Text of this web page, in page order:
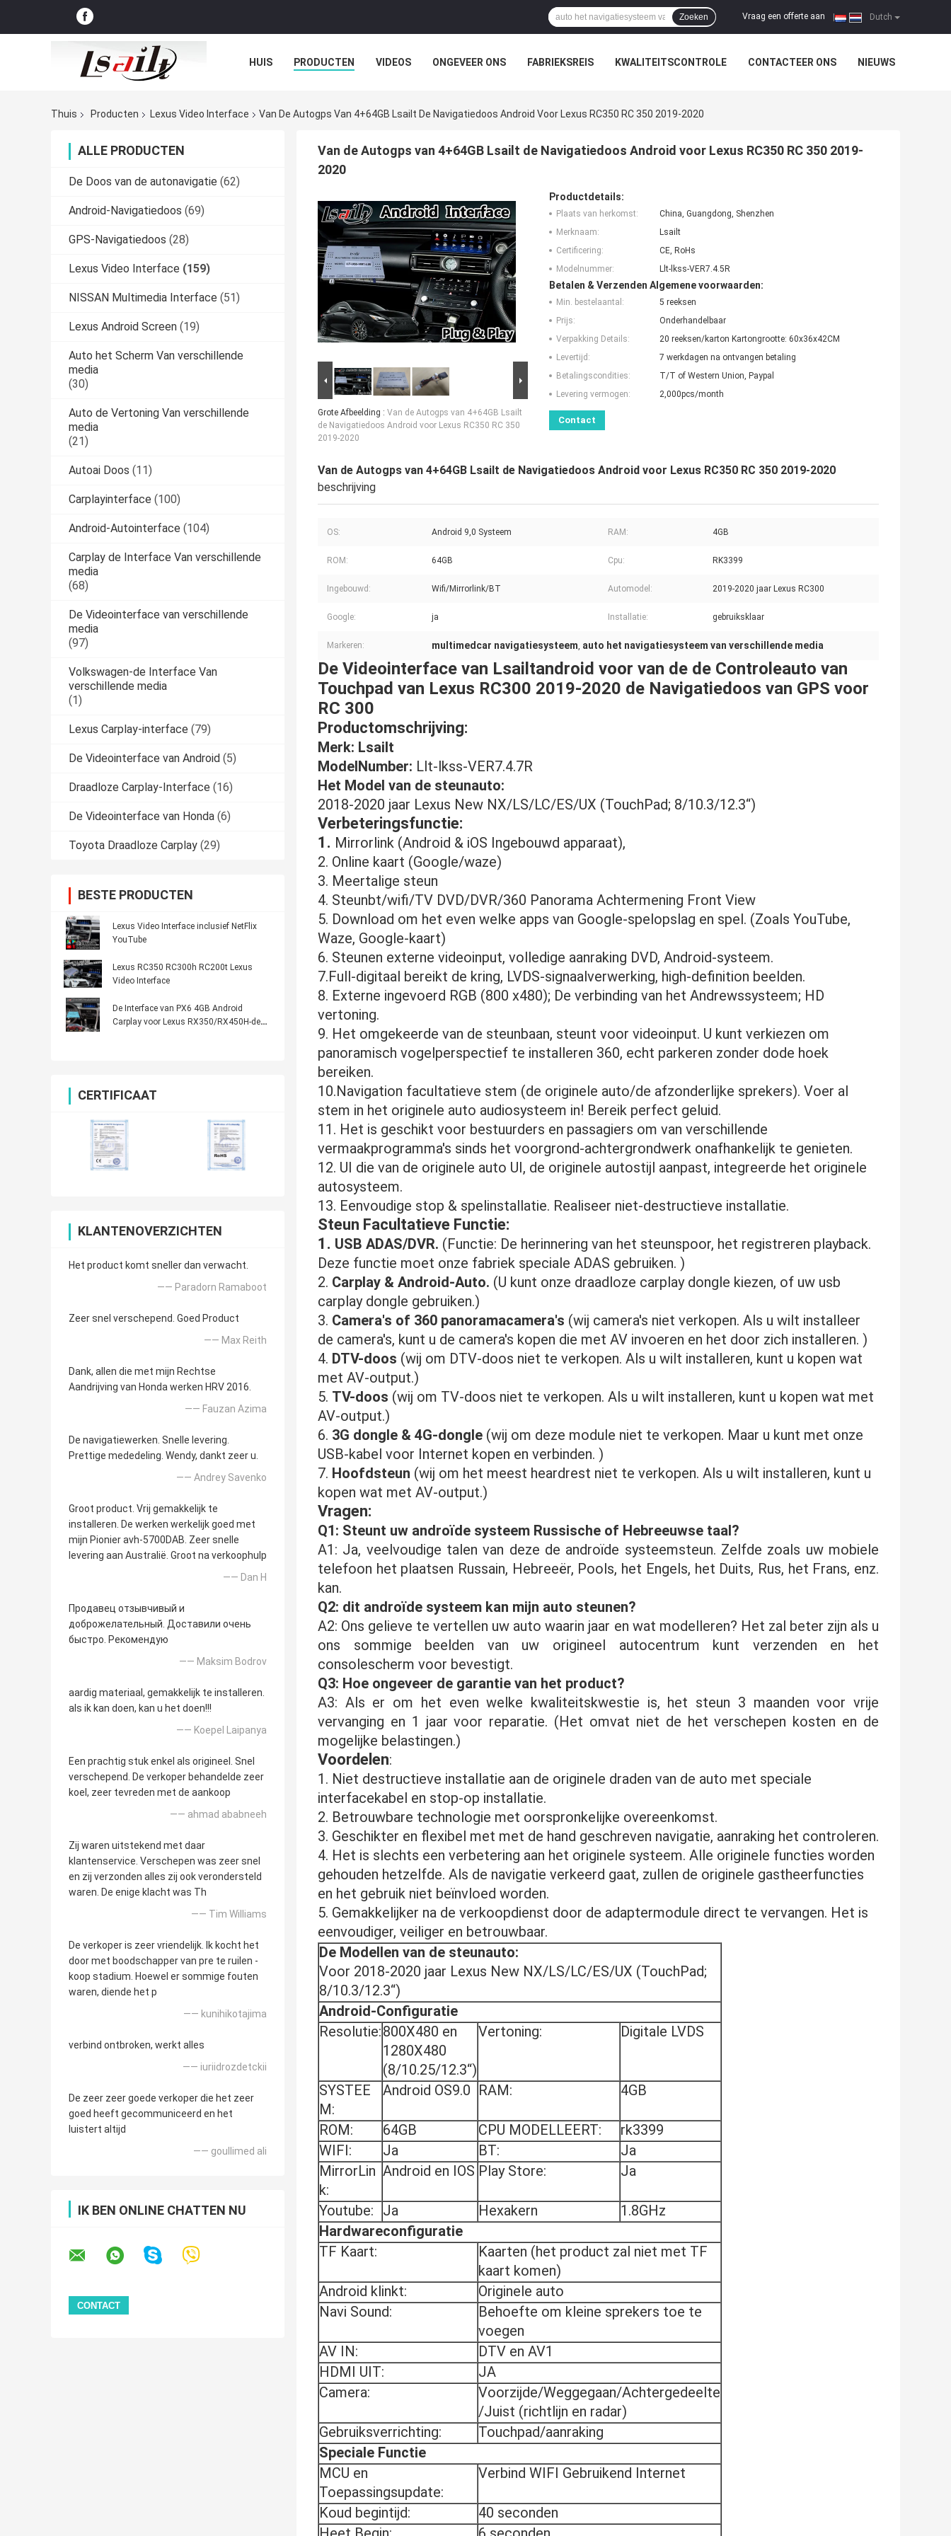
Dutch
Vraag een offerte aan
Zoeken
HUIS PRODUCTEN VIDEOS ONGEVEER ONS FABRIEKSREIS KWALITEITSCONTROLE CONTACTEER ONS NIEUWS
Thuis
Producten Lexus Video Interface Van De Autogps Van 4+64GB Lsailt De Navigatiedoos Android Voor Lexus RC350 RC 350 2019-2020
ALLE PRODUCTEN
De Doos van de autonavigatie (62)
Android-Navigatiedoos (69)
GPS-Navigatiedoos (28)
Lexus Video Interface (159)
NISSAN Multimedia Interface (51)
Lexus Android Screen (19)
Auto het Scherm Van verschillende
media
(30)
Auto de Vertoning Van verschillende
media
(21)
Autoai Doos (11)
Carplayinterface (100)
Android-Autointerface (104)
Carplay de Interface Van verschillende
media
(68)
De Videointerface van verschillende
media
(97)
Volkswagen-de Interface Van
verschillende media
(1)
Lexus Carplay-interface (79)
De Videointerface van Android (5)
Draadloze Carplay-Interface (16)
De Videointerface van Honda (6)
Toyota Draadloze Carplay (29)
BESTE PRODUCTEN
Lexus Video Interface inclusief NetFlix
YouTube
Lexus RC350 RC300h RC200t Lexus
Video Interface
De Interface van PX6 4GB Android
Carplay voor Lexus RX350/RX450H-de
CERTIFICAAT
KLANTENOVERZICHTEN
Het product komt sneller dan verwacht.
—— Paradorn Ramaboot
Zeer snel verschepend. Goed Product
—— Max Reith
Dank, allen die met mijn Rechtse
Aandrijving van Honda werken HRV 2016.
—— Fauzan Azima
De navigatiewerken. Snelle levering.
Prettige mededeling. Wendy, dankt zeer u.
—— Andrey Savenko
Groot product. Vrij gemakkelijk te
installeren. De werken werkelijk goed met
mijn Pionier avh-5700DAB. Zeer snelle
levering aan Australië. Groot na verkoophulp
—— Dan H
Продавец отзывчивый и
доброжелательный. Доставили очень
быстро. Рекомендую
—— Maksim Bodrov
aardig materiaal, gemakkelijk te installeren.
als ik kan doen, kan u het doen!!!
—— Koepel Laipanya
Een prachtig stuk enkel als origineel. Snel
verschepend. De verkoper behandelde zeer
koel, zeer tevreden met de aankoop
—— ahmad ababneeh
Zij waren uitstekend met daar
klantenservice. Verschepen was zeer snel
en zij verzonden alles zij ook verondersteld
waren. De enige klacht was Th
—— Tim Williams
De verkoper is zeer vriendelijk. Ik kocht het
door met boodschapper van pre te ruilen -
koop stadium. Hoewel er sommige fouten
waren, diende het p
—— kunihikotajima
verbind ontbroken, werkt alles
—— iuriidrozdetckii
De zeer zeer goede verkoper die het zeer
goed heeft gecommuniceerd en het
luistert altijd
—— goullimed ali
IK BEN ONLINE CHATTEN NU
Van de Autogps van 4+64GB Lsailt de Navigatiedoos Android voor Lexus RC350 RC 350 2019-
2020
Grote Afbeelding : Van de Autogps van 4+64GB Lsailt
de Navigatiedoos Android voor Lexus RC350 RC 350
2019-2020
Productdetails:
Plaats van herkomst:
China, Guangdong, Shenzhen
Merknaam:
Lsailt
Certificering:
CE, RoHs
Modelnummer:
Llt-lkss-VER7.4.5R
Betalen & Verzenden Algemene voorwaarden:
Min. bestelaantal:
5 reeksen
Prijs:
Onderhandelbaar
Verpakking Details:
20 reeksen/karton Kartongrootte: 60x36x42CM
Levertijd:
7 werkdagen na ontvangen betaling
Betalingscondities:
T/T of Western Union, Paypal
Levering vermogen:
2,000pcs/month
Contact
Van de Autogps van 4+64GB Lsailt de Navigatiedoos Android voor Lexus RC350 RC 350 2019-2020
beschrijving
OS: Android 9,0 Systeem RAM: 4GB
ROM: 64GB Cpu: RK3399
Ingebouwd: Wifi/Mirrorlink/BT Automodel: 2019-2020 jaar Lexus RC300
Google: ja Installatie: gebruiksklaar
Markeren: multimedcar navigatiesysteem, auto het navigatiesysteem van verschillende media
De Videointerface van Lsailtandroid voor van de de Controleauto van
Touchpad van Lexus RC300 2019-2020 de Navigatiedoos van GPS voor
RC 300
Productomschrijving:
Merk: Lsailt
ModelNumber: Llt-lkss-VER7.4.7R
Het Model van de steunauto:
2018-2020 jaar Lexus New NX/LS/LC/ES/UX (TouchPad; 8/10.3/12.3“)
Verbeteringsfunctie:
1. Mirrorlink (Android & iOS Ingebouwd apparaat),
2. Online kaart (Google/waze)
3. Meertalige steun
4. Steunbt/wifi/TV DVD/DVR/360 Panorama Achtermening Front View
5. Download om het even welke apps van Google-spelopslag en spel. (Zoals YouTube,
Waze, Google-kaart)
6. Steunen externe videoinput, volledige aanraking DVD, Android-systeem.
7.Full-digitaal bereikt de kring, LVDS-signaalverwerking, high-definition beelden.
8. Externe ingevoerd RGB (800 x480); De verbinding van het Andrewssysteem; HD
vertoning.
9. Het omgekeerde van de steunbaan, steunt voor videoinput. U kunt verkiezen om
panoramisch vogelperspectief te installeren 360, echt parkeren zonder dode hoek
bereiken.
10.Navigation facultatieve stem (de originele auto/de afzonderlijke sprekers). Voer al
stem in het originele auto audiosysteem in! Bereik perfect geluid.
11. Het is geschikt voor bestuurders en passagiers om van verschillende
vermaakprogramma's sinds het voorgrond-achtergrondwerk onafhankelijk te genieten.
12. UI die van de originele auto UI, de originele autostijl aanpast, integreerde het originele
autosysteem.
13. Eenvoudige stop & spelinstallatie. Realiseer niet-destructieve installatie.
Steun Facultatieve Functie:
1. USB ADAS/DVR. (Functie: De herinnering van het steunspoor, het registreren playback.
Deze functie moet onze fabriek speciale ADAS gebruiken. )
2. Carplay & Android-Auto. (U kunt onze draadloze carplay dongle kiezen, of uw usb
carplay dongle gebruiken.)
3. Camera's of 360 panoramacamera's (wij camera's niet verkopen. Als u wilt installeer
de camera's, kunt u de camera's kopen die met AV invoeren en het door zich installeren. )
4. DTV-doos (wij om DTV-doos niet te verkopen. Als u wilt installeren, kunt u kopen wat
met AV-output.)
5. TV-doos (wij om TV-doos niet te verkopen. Als u wilt installeren, kunt u kopen wat met
AV-output.)
6. 3G dongle & 4G-dongle (wij om deze module niet te verkopen. Maar u kunt met onze
USB-kabel voor Internet kopen en verbinden. )
7. Hoofdsteun (wij om het meest heardrest niet te verkopen. Als u wilt installeren, kunt u
kopen wat met AV-output.)
Vragen:
Q1: Steunt uw androïde systeem Russische of Hebreeuwse taal?
A1: Ja, veelvoudige talen van deze de androïde systeemsteun. Zelfde zoals uw mobiele
telefoon het plaatsen Russain, Hebreeër, Pools, het Engels, het Duits, Rus, het Frans, enz.
kan.
Q2: dit androïde systeem kan mijn auto steunen?
A2: Ons gelieve te vertellen uw auto waarin jaar en wat modelleren? Het zal beter zijn als u
ons sommige beelden van uw origineel autocentrum kunt verzenden en het
consolescherm voor bevestigt.
Q3: Hoe ongeveer de garantie van het product?
A3: Als er om het even welke kwaliteitskwestie is, het steun 3 maanden voor vrije
vervanging en 1 jaar voor reparatie. (Het omvat niet de het verschepen kosten en de
mogelijke belastingen.)
Voordelen:
1. Niet destructieve installatie aan de originele draden van de auto met speciale
interfacekabel en stop-op installatie.
2. Betrouwbare technologie met oorspronkelijke overeenkomst.
3. Geschikter en flexibel met met de hand geschreven navigatie, aanraking het controleren.
4. Het is slechts een verbetering aan het originele systeem. Alle originele functies worden
gehouden hetzelfde. Als de navigatie verkeerd gaat, zullen de originele gastheerfuncties
en het gebruik niet beïnvloed worden.
5. Gemakkelijker na de verkoopdienst door de adaptermodule direct te vervangen. Het is
eenvoudiger, veiliger en betrouwbaar.
De Modellen van de steunauto:
Voor 2018-2020 jaar Lexus New NX/LS/LC/ES/UX (TouchPad;
8/10.3/12.3“)
Android-Configuratie
Resolutie:800X480 en
1280X480
(8/10.25/12.3“)
Vertoning: Digitale LVDS
SYSTEE
M:
Android OS9.0 RAM: 4GB
ROM: 64GB CPU MODELLEERT:
rk3399
WIFI:
Ja BT:
Ja
MirrorLin
k:
Android en IOS Play Store: Ja
Youtube: Ja Hexakern
1.8GHz
Hardwareconfiguratie
TF Kaart:
Kaarten (het product zal niet met TF
kaart komen)
Android klinkt:
Originele auto
Navi Sound:
Behoefte om kleine sprekers toe te
voegen
AV IN:
DTV en AV1
HDMI UIT:
JA
Camera:
Voorzijde/Weggegaan/Achtergedeelte
/Juist (richtlijn en radar)
Gebruiksverrichting:
Touchpad/aanraking
Speciale Functie
MCU en
Toepassingsupdate:
Verbind WIFI Gebruikend Internet
Koud begintijd:
40 seconden